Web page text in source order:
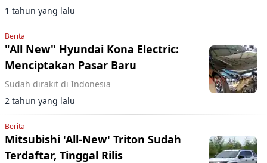
1 tahun yang lalu
Berita
"All New" Hyundai Kona Electric:
Menciptakan Pasar Baru
Sudah dirakit di Indonesia
2 tahun yang lalu
Berita
Mitsubishi 'All-New' Triton Sudah
Terdaftar, Tinggal Rilis